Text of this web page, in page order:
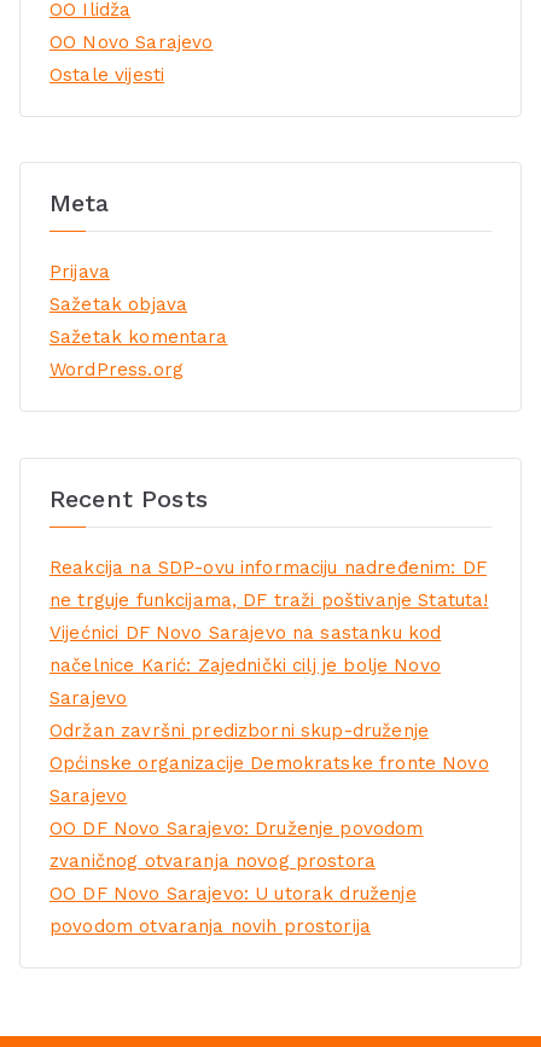
OO Ilidža
OO Novo Sarajevo
Ostale vijesti
Meta
Prijava
Sažetak objava
Sažetak komentara
WordPress.org
Recent Posts
Reakcija na SDP-ovu informaciju nadređenim: DF
ne trguje funkcijama, DF traži poštivanje Statuta!
Vijećnici DF Novo Sarajevo na sastanku kod
načelnice Karić: Zajednički cilj je bolje Novo
Sarajevo
Održan završni predizborni skup-druženje
Općinske organizacije Demokratske fronte Novo
Sarajevo
OO DF Novo Sarajevo: Druženje povodom
zvaničnog otvaranja novog prostora
OO DF Novo Sarajevo: U utorak druženje
povodom otvaranja novih prostorija